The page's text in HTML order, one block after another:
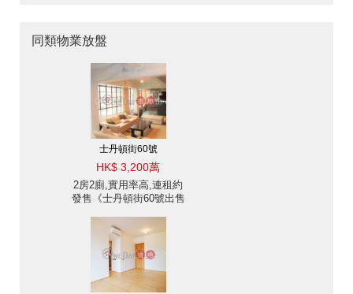
同類物業放盤
士丹頓街60號
HK$ 3,200萬
2房2廁,實用率高,連租約
發售《士丹頓街60號出售